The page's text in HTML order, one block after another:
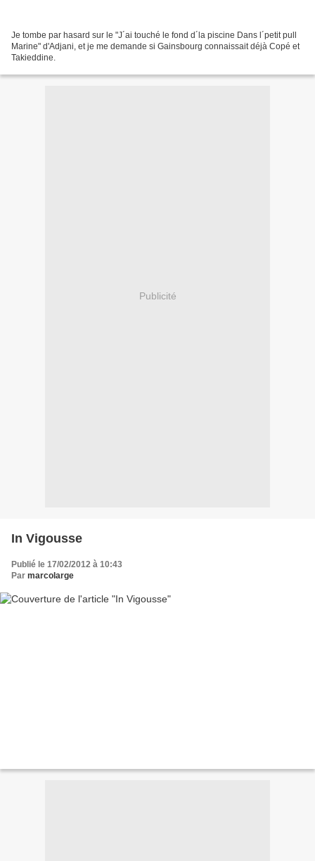
Je tombe par hasard sur le "J´ai touché le fond d´la piscine Dans l´petit pull
Marine" d'Adjani, et je me demande si Gainsbourg connaissait déjà Copé et
Takieddine.
Publicité
In Vigousse
Publié le 17/02/2012 à 10:43
Par marcolarge